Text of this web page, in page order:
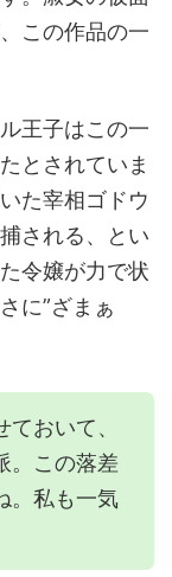
この作品の一
王子はこの一
とされていま
た宰相ゴドウ
される、とい
令嬢が力で状
に”ざまぁ
おいて、
。この落差
。私も一気